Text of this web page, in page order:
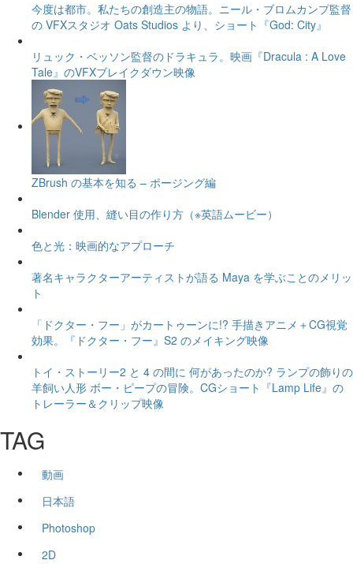
今度は都市。私たちの創造主の物語。ニール・ブロムカンプ監督
の VFXスタジオ Oats Studios より、ショート『God: City』
リュック・ベッソン監督のドラキュラ。映画『Dracula : A Love
Tale』のVFXブレイクダウン映像
ZBrush の基本を知る – ポージング編
Blender 使用、縫い目の作り方（※英語ムービー）
色と光：映画的なアプローチ
著名キャラクターアーティストが語る Maya を学ぶことのメリッ
ト
「ドクター・フー」がカートゥーンに!? 手描きアニメ＋CG視覚
効果。『ドクター・フー』S2 のメイキング映像
トイ・ストーリー2 と 4 の間に 何があったのか? ランプの飾りの
羊飼い人形 ボー・ピープの冒険。CGショート『Lamp Life』の
トレーラー＆クリップ映像
TAG
動画
日本語
Photoshop
2D